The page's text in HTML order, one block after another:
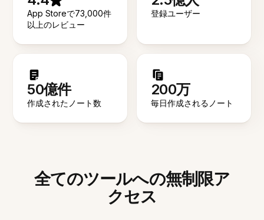
App Storeで73,000件
以上のレビュー
登録ユーザー
50億件
作成されたノート数
200万
毎日作成されるノート
全てのツールへの無制限ア
クセス